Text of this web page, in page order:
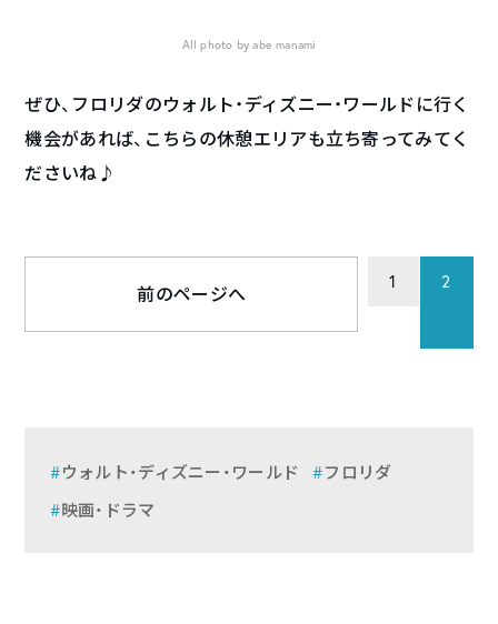
All photo by abe manami
ぜひ、フロリダのウォルト・ディズニー・ワールドに行く
機会があれば、こちらの休憩エリアも立ち寄ってみてく
ださいね♪
前のページへ
1 2
ウォルト・ディズニー・ワールド
フロリダ
映画・ドラマ